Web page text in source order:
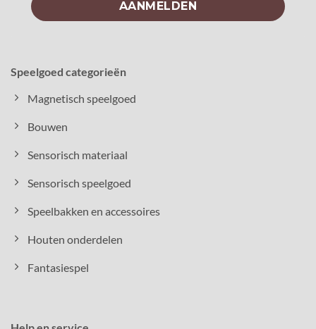
Speelgoed categorieën
Magnetisch speelgoed
Bouwen
Sensorisch materiaal
Sensorisch speelgoed
Speelbakken en accessoires
Houten onderdelen
Fantasiespel